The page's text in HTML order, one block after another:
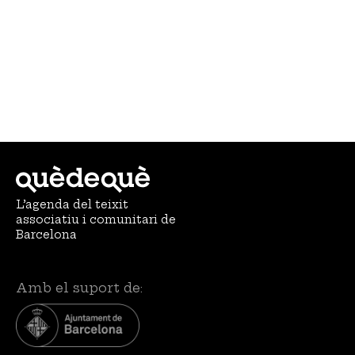
L’agenda del teixit
associatiu i comunitari de
Barcelona
Amb el suport de: